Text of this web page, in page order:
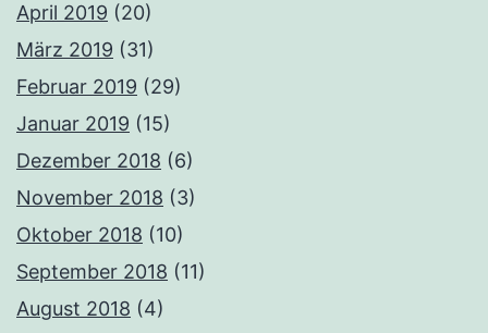
April 2019 (20)
März 2019 (31)
Februar 2019 (29)
Januar 2019 (15)
Dezember 2018 (6)
November 2018 (3)
Oktober 2018 (10)
September 2018 (11)
August 2018 (4)